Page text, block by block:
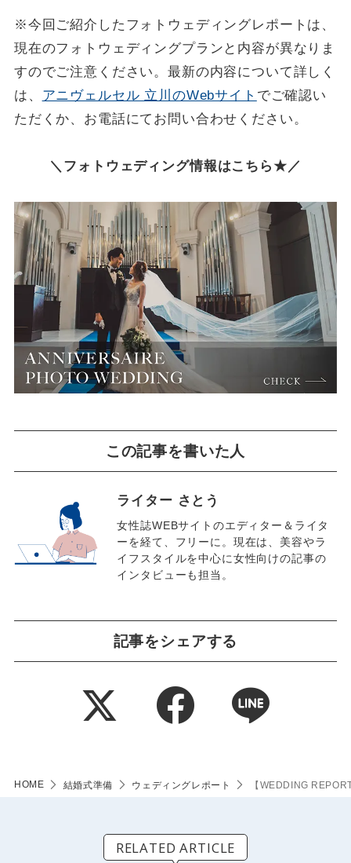
※今回ご紹介したフォトウェディングレポートは、
現在のフォトウェディングプランと内容が異なりま
すのでご注意ください。最新の内容について詳しく
は、 アニヴェルセル 立川のWebサイト でご確認い
ただくか、お電話にてお問い合わせください。
＼フォトウェディング情報はこちら★／
この記事を書いた人
ライター さとう
女性誌WEBサイトのエディター＆ライタ
ーを経て、フリーに。現在は、美容やラ
イフスタイルを中心に女性向けの記事の
インタビューも担当。
記事をシェアする
HOME 結婚式準備 ウェディングレポート 【WEDDING
RELATED ARTICLE